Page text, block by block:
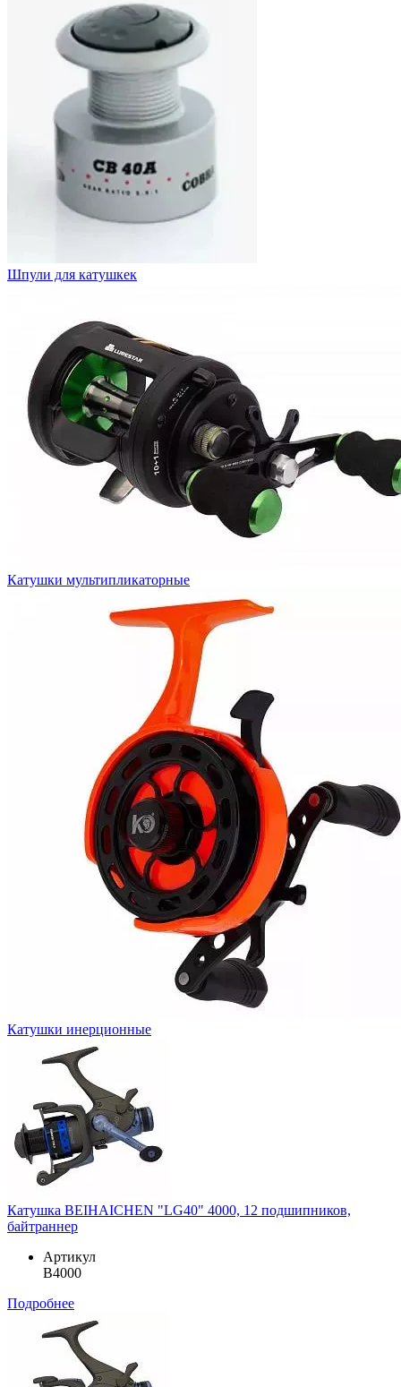
Шпули для катушкек
Катушки мультипликаторные
Катушки инерционные
Катушка BEIHAICHEN "LG40" 4000, 12 подшипников,
байтраннер
Артикул
B4000
Подробнее